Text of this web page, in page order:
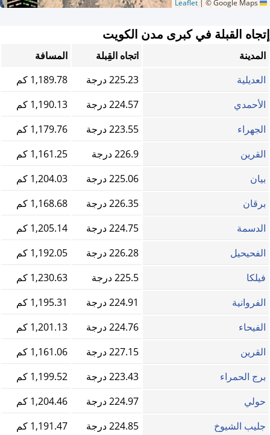
© Google Maps
إتجاه القبلة في كبرى مدن الكويت
المدينة اتجاه القِبلة
المسافة
العديلية
225.23 درجة
1,189.78 كم
الأحمدي
224.57 درجة
1,190.13 كم
الجهراء
223.55 درجة
1,179.76 كم
القرين
226.9 درجة
1,161.25 كم
بيان
225.06 درجة
1,204.03 كم
برقان
226.35 درجة
1,168.68 كم
الدسمة
224.75 درجة
1,205.14 كم
الفحيحيل
226.28 درجة
1,192.05 كم
فيلكا
225.5 درجة
1,230.63 كم
الفروانية
224.91 درجة
1,195.31 كم
الفيحاء
224.76 درجة
1,201.13 كم
القرين
227.15 درجة
1,161.06 كم
برج الحمراء
223.43 درجة
1,199.52 كم
حولي
224.97 درجة
1,204.46 كم
جليب الشيوخ
224.85 درجة
1,191.47 كم